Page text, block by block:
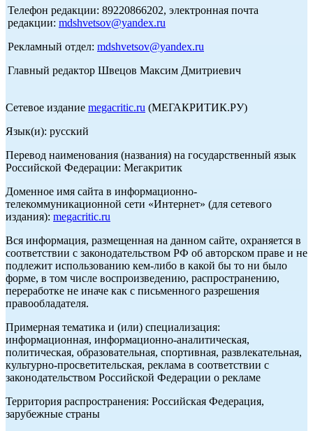
Телефон редакции: 89220866202, электронная почта
редакции: mdshvetsov@yandex.ru
Рекламный отдел: mdshvetsov@yandex.ru
Главный редактор Швецов Максим Дмитриевич
Сетевое издание megacritic.ru (МЕГАКРИТИК.РУ)
Язык(и): русский
Перевод наименования (названия) на государственный язык
Российской Федерации: Мегакритик
Доменное имя сайта в информационно-
телекоммуникационной сети «Интернет» (для сетевого
издания): megacritic.ru
Вся информация, размещенная на данном сайте, охраняется в
соответствии с законодательством РФ об авторском праве и не
подлежит использованию кем-либо в какой бы то ни было
форме, в том числе воспроизведению, распространению,
переработке не иначе как с письменного разрешения
правообладателя.
Примерная тематика и (или) специализация:
информационная, информационно-аналитическая,
политическая, образовательная, спортивная, развлекательная,
культурно-просветительская, реклама в соответствии с
законодательством Российской Федерации о рекламе
Территория распространения: Российская Федерация,
зарубежные страны